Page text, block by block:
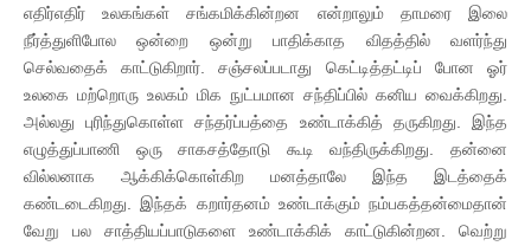
எதிர்எதிர் உலகங்கள் சங்கமிக்கின்றன என்றாலும் தாமரை இலை
நீர்த்துளிபோல ஒன்றை ஒன்று பாதிக்காத விதத்தில் வளர்ந்து
செல்வதைக் காட்டுகிறார். சஞ்சலப்படாது கெட்டித்தட்டிப் போன ஓர்
உலகை மற்றொரு உலகம் மிக நுட்பமான சந்திப்பில் கனிய வைக்கிறது.
அல்லது புரிந்துகொள்ள சந்தர்ப்பத்தை உண்டாக்கித் தருகிறது. இந்த
எழுத்துப்பாணி ஒரு சாகசத்தோடு கூடி வந்திருக்கிறது. தன்னை
வில்லனாக ஆக்கிக்கொள்கிற மனத்தாலே இந்த இடத்தைக்
கண்டடைகிறது. இந்தக் கறார்தனம் உண்டாக்கும் நம்பகத்தன்மைதான்
வேறு பல சாத்தியப்பாடுகளை உண்டாக்கிக் காட்டுகின்றன. வெற்று